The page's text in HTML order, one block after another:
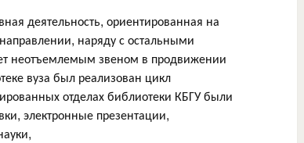
деятельность, ориентированная на
наряду с остальными
неотъемлемым звеном в продвижении
вуза был реализован цикл
отделах библиотеки КБГУ были
электронные презентации,